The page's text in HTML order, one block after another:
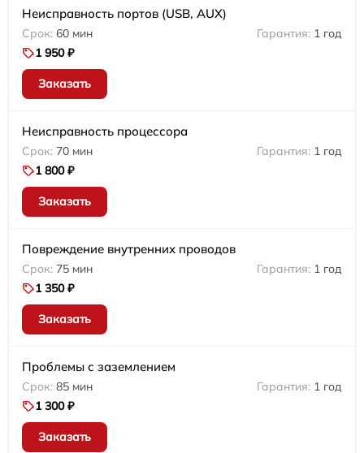
Неисправность портов (USB, AUX)
60 мин
1 год
1 950 ₽
Заказать
Неисправность процессора
70 мин
1 год
1 800 ₽
Заказать
Повреждение внутренних проводов
75 мин
1 год
1 350 ₽
Заказать
Проблемы с заземлением
85 мин
1 год
1 300 ₽
Заказать